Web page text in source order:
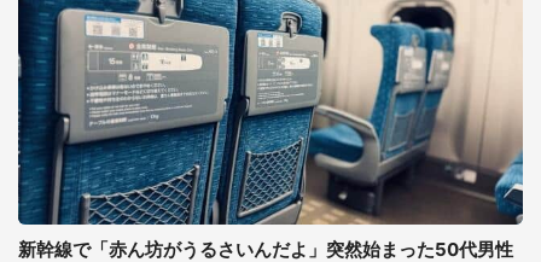
新幹線で「赤ん坊がうるさいんだよ」突然始まった50代男性